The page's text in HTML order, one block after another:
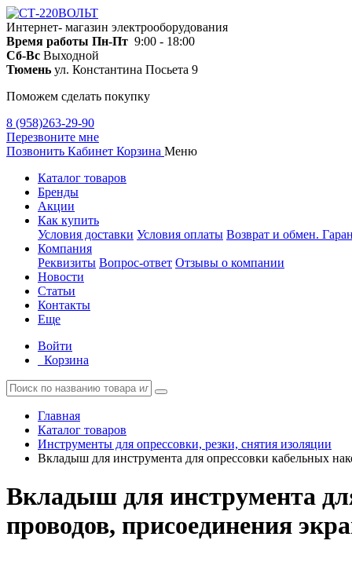
Интернет- магазин электрооборудования
Время работы Пн-Пт 9:00 - 18:00
Сб-Вс Выходной
Тюмень ул. Константина Посьета 9
Поможем сделать покупку
8 (958)263-29-90
Перезвоните мне
Позвонить Кабинет Корзина Меню
Каталог товаров
Бренды
Акции
Как купить
Условия доставки Условия оплаты Возврат и обмен.
Компания
Реквизиты Вопрос-ответ Отзывы о компании
Новости
Статьи
Контакты
Еще
Войти
Корзина
Главная
Каталог товаров
Инструменты для опрессовки, резки, снятия изоляции
Вкладыш для инструмента для опрессовки кабельных
Вкладыш для инструмента
проводов, присоединения